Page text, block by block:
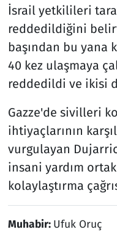
İsrail yetkilileri
reddedildiğini
başından bu yana
40 kez ulaşmaya
reddedildi ve ikisi
Gazze'de sivilleri
ihtiyaçlarının
vurgulayan
insani yardım
kolaylaştırma
Muhabir: Ufuk Oruç